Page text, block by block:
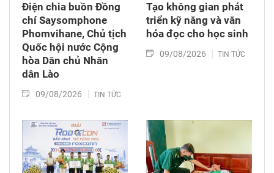
Điện chia buồn Đồng
chí Saysomphone
Phomvihane, Chủ tịch
Quốc hội nước Cộng
hòa Dân chủ Nhân
dân Lào
09/08/2026 TIN TỨC
Tạo không gian phát
triển kỹ năng và văn
hóa đọc cho học sinh
09/08/2026 TIN TỨC